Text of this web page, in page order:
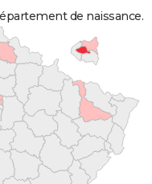
de naissance.